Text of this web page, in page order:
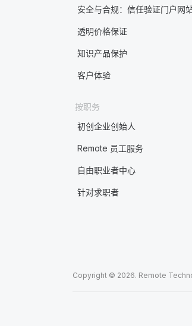
安全与合规：信任验证门户网
透明价格保证
知识产品保护
客户体验
按职务
初创企业创始人
Remote 员工服务
自由职业者中心
针对求职者
Copyright © 2026. Remote